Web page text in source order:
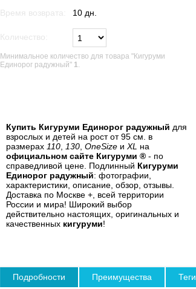
Время возврата: 10 дн.
Количество:
Минимальное количество для товара "Кигуруми
Единорог радужный" 1
Купить Кигуруми Единорог радужный для
взрослых и детей на рост от 95 см. в
размерах 110 130 OneSize и XL на
официальном сайте Кигуруми ® - по
справедливой цене. Подлинный Кигуруми
Единорог радужный: фотографии,
характеристики, описание, обзор, отзывы.
Доставка по Москве +, всей территории
России и мира! Широкий выбор
действительно настоящих, оригинальных и
качественных кигуруми!
Подробности Преимущества Теги